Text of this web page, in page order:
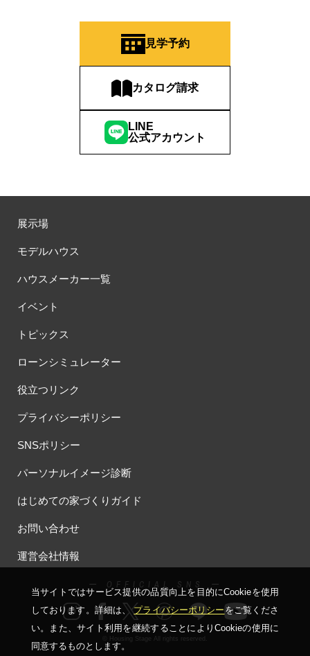
見学予約
カタログ請求
LINE
公式アカウント
展示場
モデルハウス
ハウスメーカー一覧
イベント
トピックス
ローンシミュレーター
役立つリンク
プライバシーポリシー
SNSポリシー
パーソナルイメージ診断
はじめての家づくりガイド
お問い合わせ
運営会社情報
ー OFFICIAL SNS ー
© Housing Stage All rights reserved.
当サイトではサービス提供の品質向上を⽬的にCookieを使⽤
しております。詳細は、プライバシーポリシーをご覧くださ
い。
また、サイト利⽤を継続することによりCookieの使⽤に
同意するものとします。